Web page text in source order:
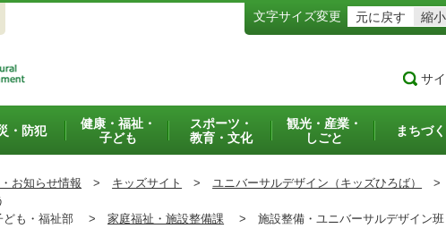
文字サイズ変更 元に戻す 縮小
サ
・防犯
健康・福祉・
子ども
スポーツ・
教育・文化
観光・産業・
しごと
まちづ
お知らせ情報 > キッズサイト > ユニバーサルデザイン（キッズひろば）
>
も・福祉部 > 家庭福祉・施設整備課 > 施設整備・ユニバーサルデザイン